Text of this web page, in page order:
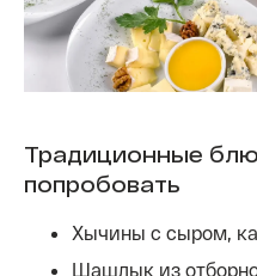
Традиционные
попробовать
Хычины с сыром,
Шашлык из